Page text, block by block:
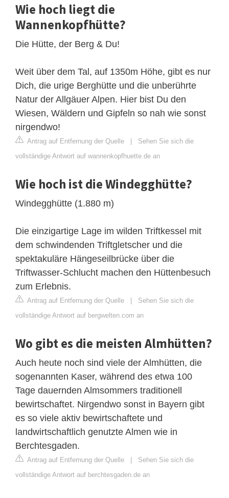
Wie hoch liegt die
Wannenkopfhütte?
Die Hütte, der Berg & Du!
Weit über dem Tal, auf 1350m Höhe, gibt es nur
Dich, die urige Berghütte und die unberührte
Natur der Allgäuer Alpen. Hier bist Du den
Wiesen, Wäldern und Gipfeln so nah wie sonst
nirgendwo!
Antrag auf Entfernung der Quelle | Sehen Sie sich die
vollständige Antwort auf wannenkopfhuette.de an
Wie hoch ist die Windegghütte?
Windegghütte (1.880 m)
Die einzigartige Lage im wilden Triftkessel mit
dem schwindenden Triftgletscher und die
spektakuläre Hängeseilbrücke über die
Triftwasser-Schlucht machen den Hüttenbesuch
zum Erlebnis.
Antrag auf Entfernung der Quelle | Sehen Sie sich die
vollständige Antwort auf bergwelten.com an
Wo gibt es die meisten Almhütten?
Auch heute noch sind viele der Almhütten, die
sogenannten Kaser, während des etwa 100
Tage dauernden Almsommers traditionell
bewirtschaftet. Nirgendwo sonst in Bayern gibt
es so viele aktiv bewirtschaftete und
landwirtschaftlich genutzte Almen wie in
Berchtesgaden.
Antrag auf Entfernung der Quelle | Sehen Sie sich die
vollständige Antwort auf berchtesgaden.de an